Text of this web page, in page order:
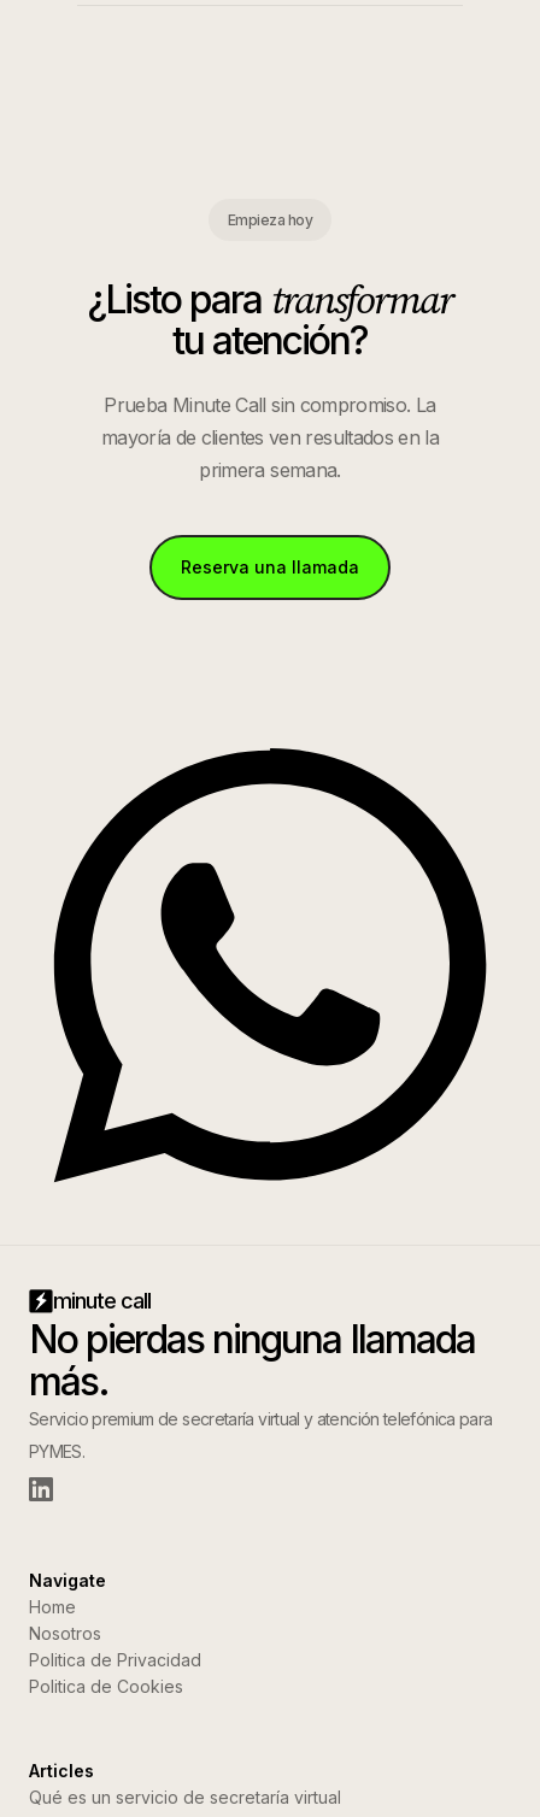
Empieza hoy
¿Listo para transformar
tu atención?
Prueba Minute Call sin compromiso. La
mayoría de clientes ven resultados en la
primera semana.
Reserva una llamada
minute call
No pierdas ninguna llamada
más.
Servicio premium de secretaría virtual y atención telefónica para
PYMES.
Navigate
Home
Nosotros
Politica de Privacidad
Politica de Cookies
Articles
Qué es un servicio de secretaría virtual